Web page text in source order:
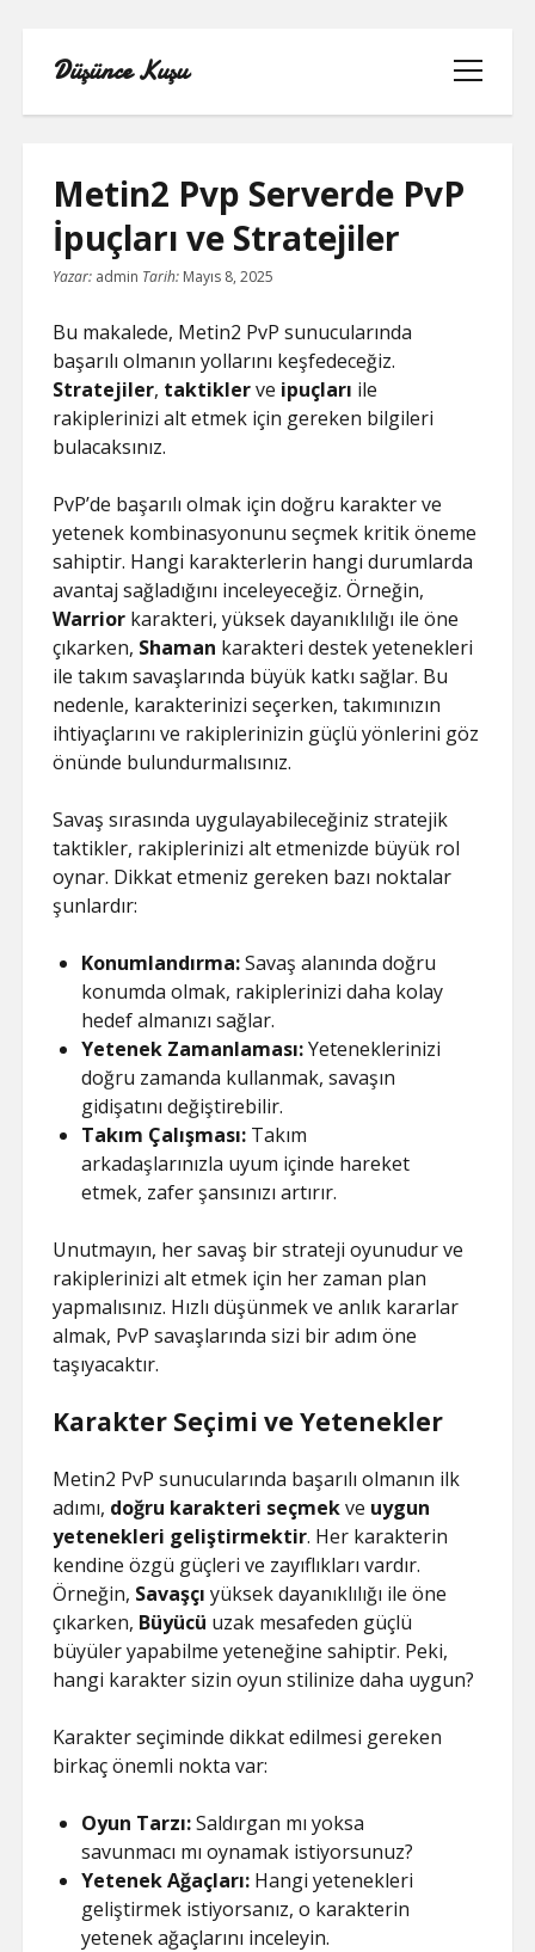
Düşünce Kuşu
menüyü
aç
LINKEDIN TAKIPÇI YÜKSELTME
BEDAVA
LISTE
SAYFA LISTESI
TIKTOK IZLENME ARTTIRMA BEDAVA
YOUTUBE NASIL ABONE KASILIR
Metin2 Pvp Serverde PvP
İpuçları ve Stratejiler
Yazar: admin Tarih: Mayıs 8, 2025
Bu makalede, Metin2 PvP sunucularında
başarılı olmanın yollarını keşfedeceğiz.
Stratejiler, taktiklerve ipuçları ile
rakiplerinizi alt etmek için gereken bilgileri
bulacaksınız.
PvP’de başarılı olmak için doğru karakter ve
yetenek kombinasyonunu seçmek kritik öneme
sahiptir. Hangi karakterlerin hangi durumlarda
avantaj sağladığını inceleyeceğiz. Örneğin,
Warrior karakteri, yüksek dayanıklılığı ile öne
çıkarken, Shaman karakteri destek yetenekleri
ile takım savaşlarında büyük katkı sağlar. Bu
nedenle, karakterinizi seçerken, takımınızın
ihtiyaçlarını ve rakiplerinizin güçlü yönlerini göz
önünde bulundurmalısınız.
Savaş sırasında uygulayabileceğiniz stratejik
taktikler, rakiplerinizi alt etmenizde büyük rol
oynar. Dikkat etmeniz gereken bazı noktalar
şunlardır:
Konumlandırma:Savaş alanında doğru
konumda olmak, rakiplerinizi daha kolay
hedef almanızı sağlar.
Yetenek Zamanlaması:Yeteneklerinizi
doğru zamanda kullanmak, savaşın
gidişatını değiştirebilir.
Takım Çalışması: Takım
arkadaşlarınızla uyum içinde hareket
etmek, zafer şansınızı artırır.
Unutmayın, her savaş bir strateji oyunudur ve
rakiplerinizi alt etmek için her zaman plan
yapmalısınız. Hızlı düşünmek ve anlık kararlar
almak, PvP savaşlarında sizi bir adım öne
taşıyacaktır.
Karakter Seçimi ve Yetenekler
Metin2 PvP sunucularında başarılı olmanın ilk
adımı, doğru karakteri seçmekve uygun
yetenekleri geliştirmektir. Her karakterin
kendine özgü güçleri ve zayıflıkları vardır.
Örneğin, Savaşçı yüksek dayanıklılığı ile öne
çıkarken, Büyücü uzak mesafeden güçlü
büyüler yapabilme yeteneğine sahiptir. Peki,
hangi karakter sizin oyun stilinize daha uygun?
Karakter seçiminde dikkat edilmesi gereken
birkaç önemli nokta var:
Oyun Tarzı:Saldırgan mı yoksa
savunmacı mı oynamak istiyorsunuz?
Yetenek Ağaçları: Hangi yetenekleri
geliştirmek istiyorsanız, o karakterin
yetenek ağaçlarını inceleyin.